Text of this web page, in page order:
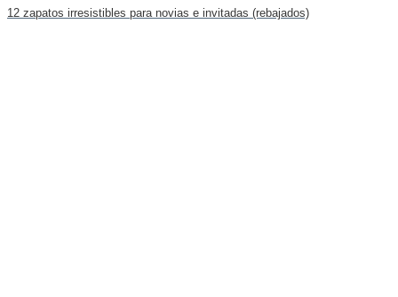
12 zapatos irresistibles para novias e invitadas (rebajados)